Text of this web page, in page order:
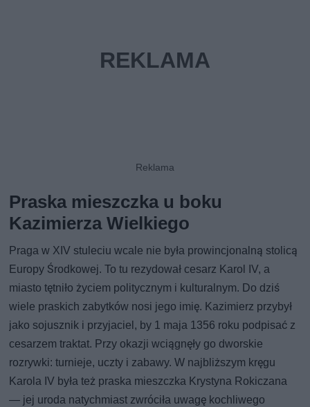
Praska mieszczka u boku
Kazimierza Wielkiego
Praga w XIV stuleciu wcale nie była prowincjonalną stolicą
Europy Środkowej. To tu rezydował cesarz Karol IV, a
miasto tętniło życiem politycznym i kulturalnym. Do dziś
wiele praskich zabytków nosi jego imię. Kazimierz przybył
jako sojusznik i przyjaciel, by 1 maja 1356 roku podpisać z
cesarzem traktat. Przy okazji wciągnęły go dworskie
rozrywki: turnieje, uczty i zabawy. W najbliższym kręgu
Karola IV była też praska mieszczka Krystyna Rokiczana
— jej uroda natychmiast zwróciła uwagę kochliwego